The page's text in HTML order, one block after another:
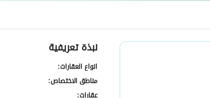
نبذة تعريفية
انواع العقارات:
مناطق الاختصاص:
عقارات: